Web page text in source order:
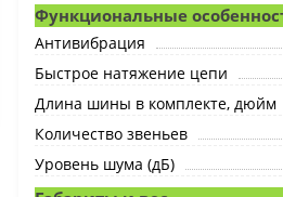
Функциональные
Антивибрация
Быстрое натяжение цепи
Длина шины в комплекте, дюйм
Количество звеньев
Уровень шума (дБ)